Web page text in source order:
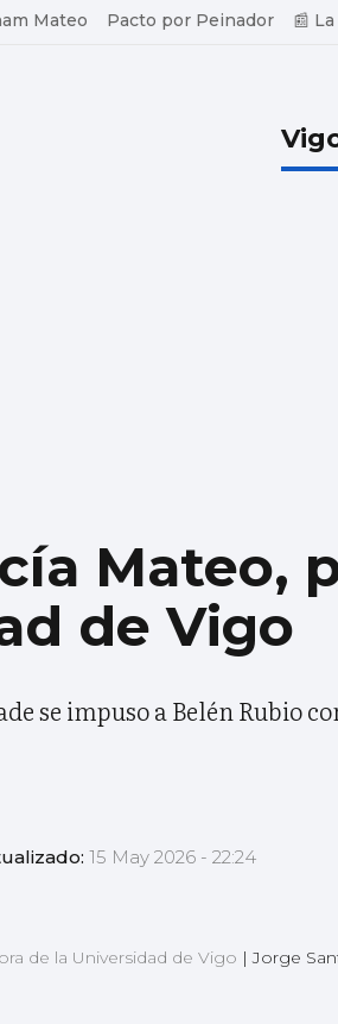
Mateo Pacto por Peinador 📰
Mateo,
de Vigo
se impuso a Belén Rubio
15 May 2026 - 22:24
de la Universidad de Vigo |Jorge